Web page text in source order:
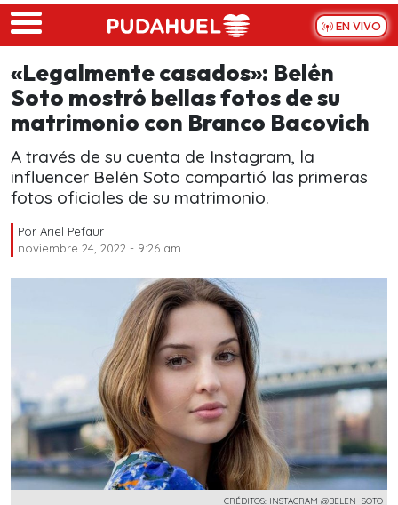
Skip to main content
EN VIVO
«Legalmente casados»: Belén
Soto mostró bellas fotos de su
matrimonio con Branco Bacovich
A través de su cuenta de Instagram, la
influencer Belén Soto compartió las primeras
fotos oficiales de su matrimonio.
Por Ariel Pefaur
noviembre 24, 2022 - 9:26 am
CRÉDITOS: INSTAGRAM @BELEN_SOTO